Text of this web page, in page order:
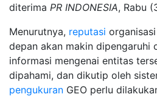
diterima PR INDONESIA, Rabu
Menurutnya, reputasi
depan akan makin dipengaruhi
informasi mengenai entitas
dipahami, dan dikutip oleh
pengukuran GEO perlu